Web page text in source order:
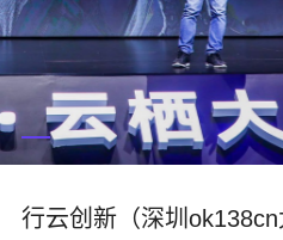
行云创新（深圳